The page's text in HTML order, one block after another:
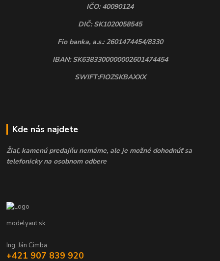
IČO: 40090124
DIČ: SK1020058545
Fio banka, a.s.: 2601474454/8330
IBAN: SK6383300000002601474454
SWIFT:FIOZSKBAXXX
Kde nás najdete
Žiaľ, kamenú predajňu nemáme, ale je možné dohodnúť sa
telefonicky na osobnom odbere
modelyaut.sk
Ing. Ján Cimba
+421 907 839 920